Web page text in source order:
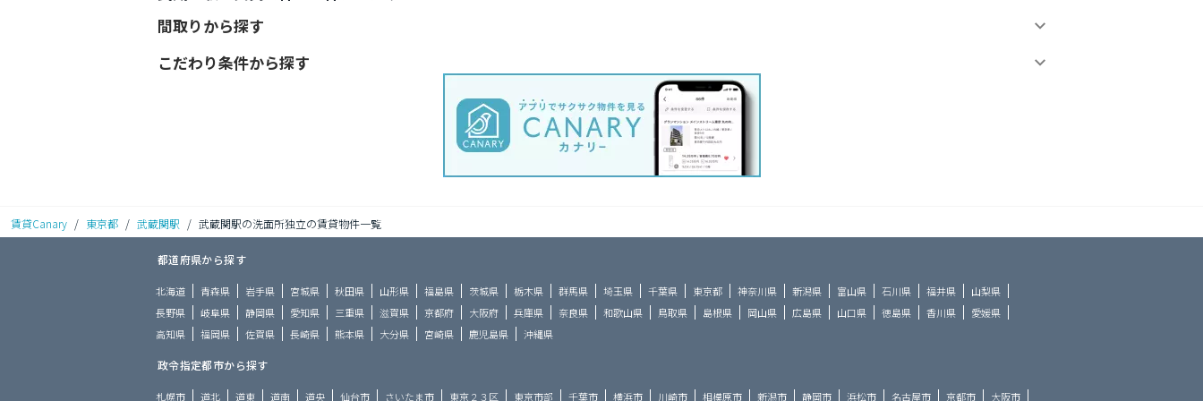
間取りから探す
こだわり条件から探す
賃貸Canary / 東京都 / 武蔵関駅 / 武蔵関駅の洗面所独立の賃貸物件一覧
都道府県から探す
北海道 青森県 岩手県 宮城県 秋田県 山形県 福島県 茨城県 栃木県 群馬県 埼玉県 千葉県 東京都 神奈川県 新潟県 富山県 石川県 福井県
山梨県
長野県
岐阜県 静岡県 愛知県 三重県 滋賀県 京都府 大阪府 兵庫県 奈良県 和歌山県 鳥取県 島根県 岡山県 広島県 山口県 徳島県 香川県
愛媛県
高知県
福岡県 佐賀県 長崎県 熊本県 大分県 宮崎県 鹿児島県 沖縄県
政令指定都市から探す
札幌市 道北 道東 道南 道央 仙台市 さいたま市 東京２３区 東京市部 千葉市 横浜市 川崎市 相模原市 新潟市 静岡市 浜松市 名古屋市 京都市 大阪市